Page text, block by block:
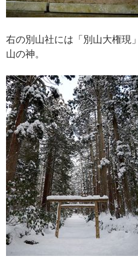
右の別山社には「別山大権現
山の神。